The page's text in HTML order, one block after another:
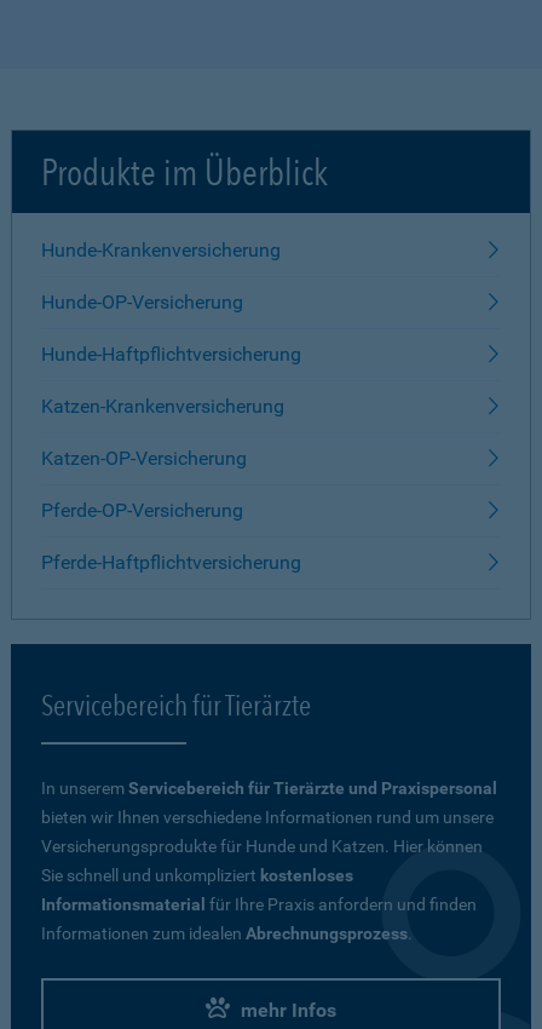
Produkte im Überblick
Hunde-Krankenversicherung
Hunde-OP-Versicherung
Hunde-Haftpflichtversicherung
Katzen-Krankenversicherung
Katzen-OP-Versicherung
Pferde-OP-Versicherung
Pferde-Haftpflichtversicherung
Servicebereich für Tierärzte
In unseremServicebereich für Tierärzte und Praxispersonal
bieten wir Ihnen verschiedene Informationen rund um unsere
Versicherungsprodukte für Hunde und Katzen. Hier können
Sie schnell und unkompliziert kostenloses
Informationsmaterial für Ihre Praxis anfordern und finden
Informationen zum idealen Abrechnungsprozess.
mehr Infos